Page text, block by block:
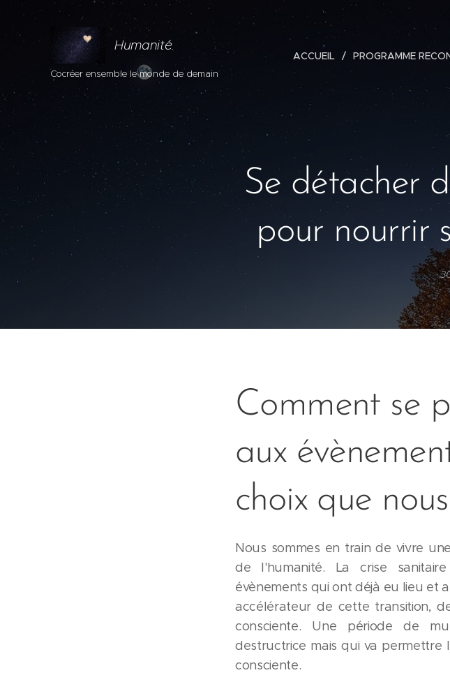
Humanité.
Cocréer ensemble le monde de demain
ACCUEIL PROGRAMME
Se détacher
pour nourrir
Comment se
aux
choix que
Nous sommes en train de vivre
de l'humanité. La crise
évènements qui ont déjà eu lieu et
accélérateur de cette transition,
consciente. Une période de
destructrice mais qui va permettre
consciente.